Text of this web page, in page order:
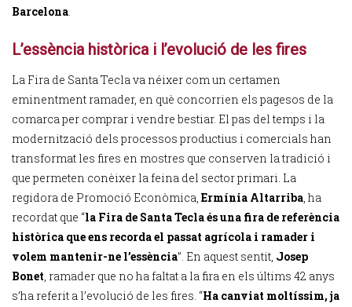
Barcelona.
L’essència històrica i l’evolució de les fires
La Fira de Santa Tecla va néixer com un certamen
eminentment ramader, en què concorrien els pagesos de la
comarca per comprar i vendre bestiar. El pas del temps i la
modernització dels processos productius i comercials han
transformat les fires en mostres que conserven la tradició i
que permeten conèixer la feina del sector primari. La
regidora de Promoció Econòmica, Ermínia Altarriba, ha
recordat que “la Fira de Santa Tecla és una fira de referència
històrica que ens recorda el passat agrícola i ramader i
volem mantenir-ne l’essència”. En aquest sentit, Josep
Bonet, ramader que no ha faltat a la fira en els últims 42 anys
s’ha referit a l’evolució de les fires. “Ha canviat moltíssim, ja